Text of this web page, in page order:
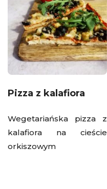
Pizza z kalafiora
Wegetariańska pizza z
kalafiora na cieście
orkiszowym